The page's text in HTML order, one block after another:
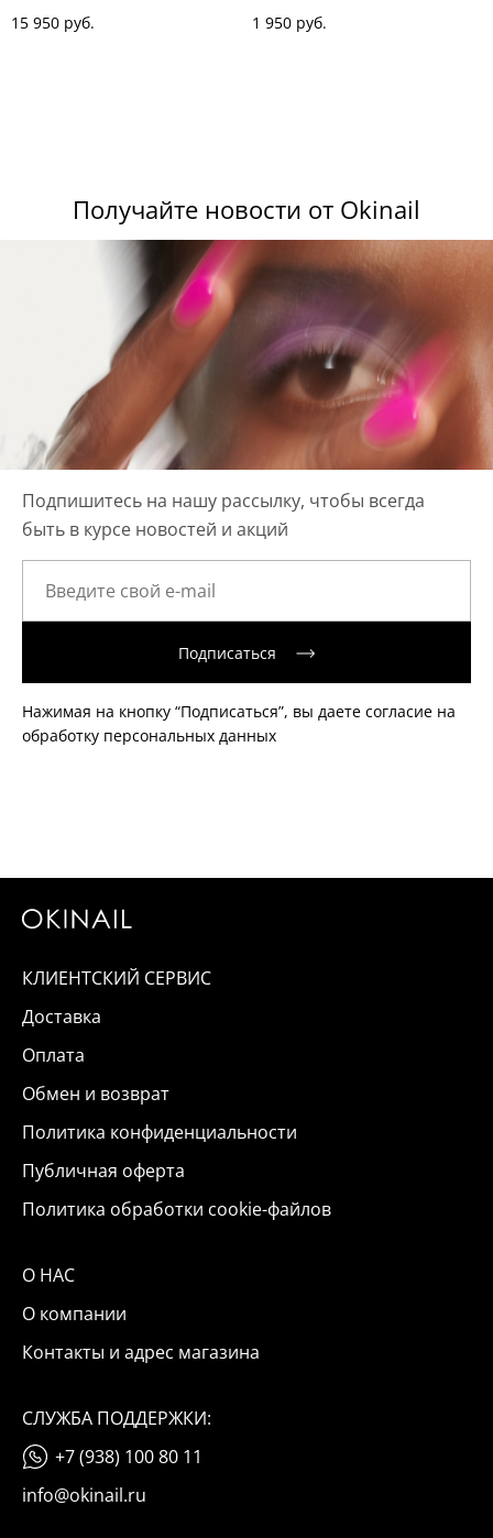
15 950 руб. 1 950 руб.
Получайте новости от Okinail
Подпишитесь на нашу рассылку, чтобы всегда
быть в курсе новостей и акций
Подписаться
Нажимая на кнопку “Подписаться”, вы даете согласие на
обработку персональных данных
КЛИЕНТСКИЙ СЕРВИС
Доставка
Оплата
Обмен и возврат
Политика конфиденциальности
Публичная оферта
Политика обработки cookie-файлов
О НАС
О компании
Контакты и адрес магазина
СЛУЖБА ПОДДЕРЖКИ:
+7 (938) 100 80 11
info@okinail.ru